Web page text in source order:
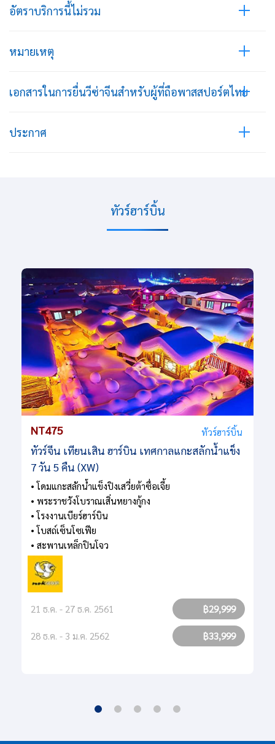
อัตราบริการนี้ไม่รวม
หมายเหตุ
เอกสารในการยื่นวีซ่าจีนสำหรับผู้ที่ถือพาสสปอร์ตไทย
ประกาศ
ทัวร์ฮาร์บิ้น
NT475 ทัวร์ฮาร์บิ้น
ทัวร์จีน เทียนเสิน ฮาร์บิน เทศกาลแกะสลักน้ำแข็ง
7 วัน 5 คืน (XW)
• โดมแกะสลักน้ำแข็งปิงเสวี่ยต้าซื่อเจี้ย
• พระราชวังโบราณเสิ่นหยางกู้กง
• โรงงานเบียร์ฮาร์บิน
• โบสถ์เซ็นโซเฟีย
• สะพานเหล็กปินโจว
21 ธ.ค. - 27 ธ.ค. 2561 ฿29,999
28 ธ.ค. - 3 ม.ค. 2562 ฿33,999